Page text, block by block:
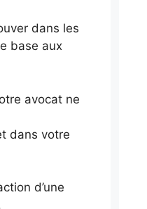
dans les
base aux
avocat ne
dans votre
d’une